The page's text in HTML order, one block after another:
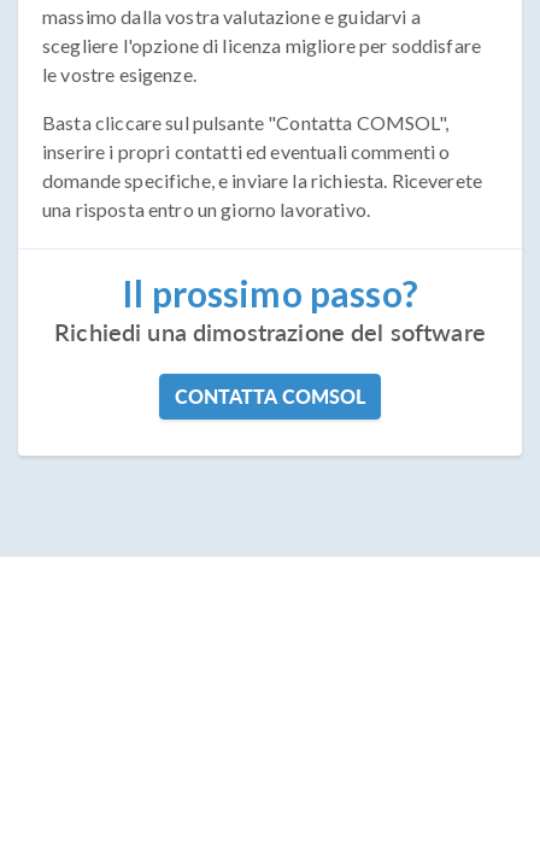
massimo dalla vostra valutazione e guidarvi a
scegliere l'opzione di licenza migliore per soddisfare
le vostre esigenze.
Basta cliccare sul pulsante "Contatta COMSOL",
inserire i propri contatti ed eventuali commenti o
domande specifiche, e inviare la richiesta. Riceverete
una risposta entro un giorno lavorativo.
Il prossimo passo?
Richiedi una dimostrazione del software
CONTATTA COMSOL